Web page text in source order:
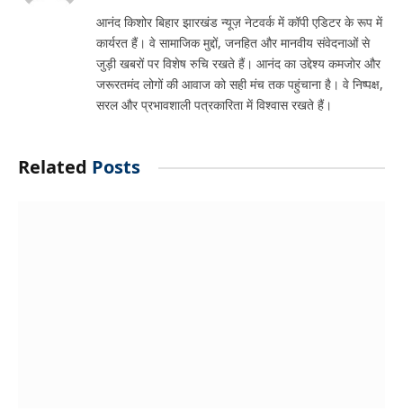
आनंद किशोर बिहार झारखंड न्यूज़ नेटवर्क में कॉपी एडिटर के रूप में
कार्यरत हैं। वे सामाजिक मुद्दों, जनहित और मानवीय संवेदनाओं से
जुड़ी खबरों पर विशेष रुचि रखते हैं। आनंद का उद्देश्य कमजोर और
जरूरतमंद लोगों की आवाज को सही मंच तक पहुंचाना है। वे निष्पक्ष,
सरल और प्रभावशाली पत्रकारिता में विश्वास रखते हैं।
Related Posts